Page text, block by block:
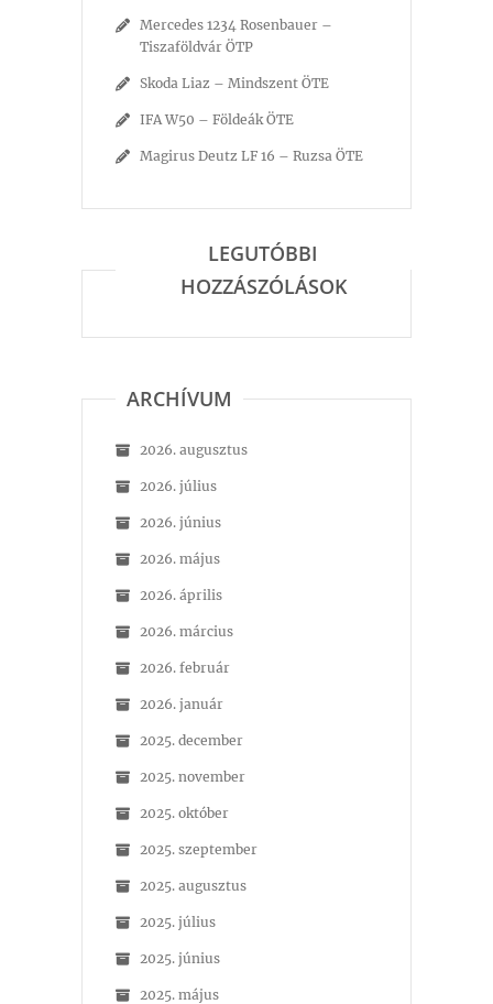
Mercedes 1234 Rosenbauer –
Tiszaföldvár ÖTP
Skoda Liaz – Mindszent ÖTE
IFA W50 – Földeák ÖTE
Magirus Deutz LF 16 – Ruzsa ÖTE
LEGUTÓBBI
HOZZÁSZÓLÁSOK
ARCHÍVUM
2026. augusztus
2026. július
2026. június
2026. május
2026. április
2026. március
2026. február
2026. január
2025. december
2025. november
2025. október
2025. szeptember
2025. augusztus
2025. július
2025. június
2025. május